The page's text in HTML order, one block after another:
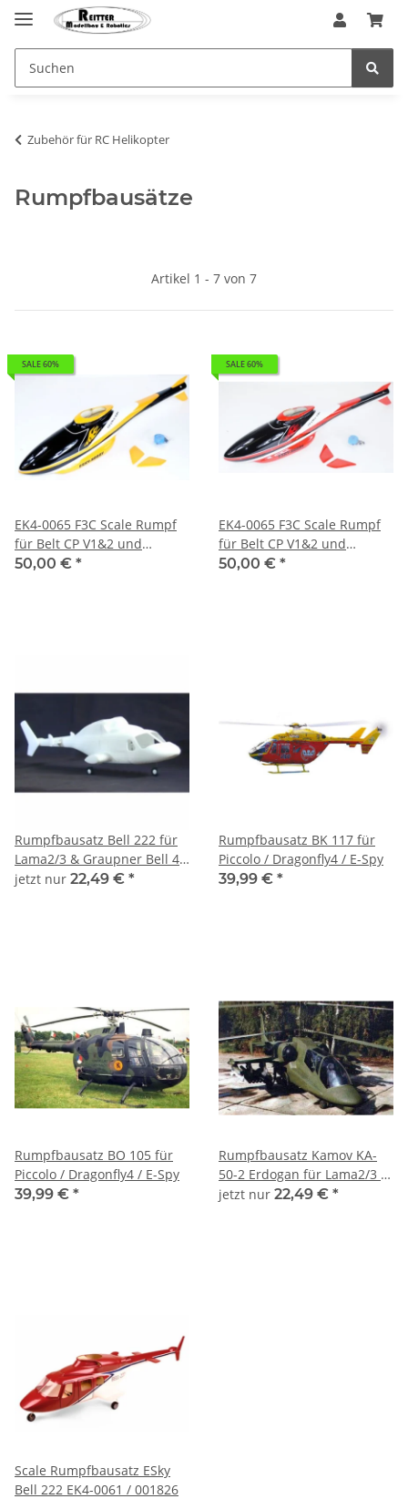
Zubehör für RC Helikopter
Rumpfbausätze
Artikel 1 - 7 von 7
SALE 60%
EK4-0065 F3C Scale Rumpf
für Belt CP V1&2 und
ähnliche / gelb / 002176
50,00 € *
SALE 60%
EK4-0065 F3C Scale Rumpf
für Belt CP V1&2 und
ähnliche / rot / 002175
50,00 € *
Rumpfbausatz Bell 222 für
Lama2/3 & Graupner Bell 47
G
jetzt nur 22,49 € *
Rumpfbausatz BK 117 für
Piccolo / Dragonfly4 / E-Spy
39,99 € *
Rumpfbausatz BO 105 für
Piccolo / Dragonfly4 / E-Spy
39,99 € *
Rumpfbausatz Kamov KA-
50-2 Erdogan für Lama2/3 &
Graupner Bell 47 G
jetzt nur 22,49 € *
Scale Rumpfbausatz ESky
Bell 222 EK4-0061 / 001826